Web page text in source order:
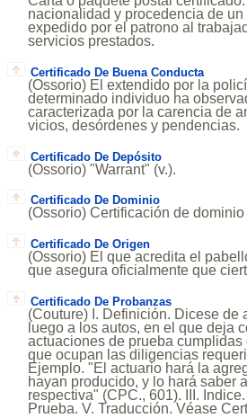
nacionalidad y procedencia de
expedido por el patrono al
servicios prestados.
Certificado De Buena Conducta
(Ossorio) El extendido por la
determinado individuo ha
caracterizada por la carencia de
vicios, desórdenes y pendencias.
Certificado De Depósito
(Ossorio) "Warrant" (v.).
Certificado De Dominio
(Ossorio) Certificación de dominio
Certificado De Origen
(Ossorio) El que acredita el
que asegura oficialmente que
Certificado De Probanzas
(Couture) I. Definición. Dicese
luego a los autos, en el que deja
actuaciones de prueba
que ocupan las diligencias
Ejemplo. "El actuario hará la
hayan producido, y lo hará saber
respectiva" (CPC., 601). III.
Prueba. V. Traducción. Véase